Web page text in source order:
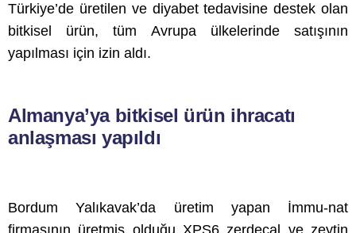
Türkiye’de üretilen ve diyabet tedavisine destek olan
bitkisel ürün, tüm Avrupa ülkelerinde satışının
yapılması için izin aldı.
Almanya’ya bitkisel ürün ihracatı
anlaşması yapıldı
Bordum Yalıkavak’da üretim yapan İmmu-nat